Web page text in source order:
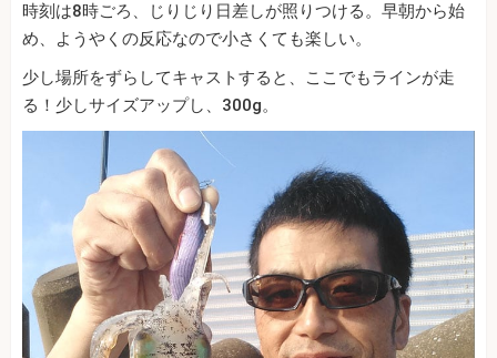
時刻は8時ごろ、じりじり日差しが照りつける。早朝から始
め、ようやくの反応なので小さくても楽しい。
少し場所をずらしてキャストすると、ここでもラインが走
る！少しサイズアップし、300g。